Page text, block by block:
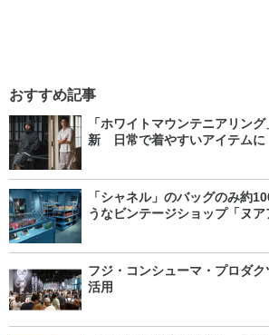
おすすめ記事
「ホワイトマウンテニアリン
新 日常で着やすいアイテムに
「シャネル」のバッグのみ約
うなビンテージショップ「ヌ
フジ・コンシューマ・プロダ
活用